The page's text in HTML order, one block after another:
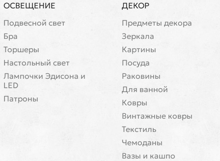
ОСВЕЩЕНИЕ
Подвесной свет
Бра
Торшеры
Настольный свет
Лампочки Эдисона и
LED
Патроны
ДЕКОР
Предметы декора
Зеркала
Картины
Посуда
Раковины
Для ванной
Ковры
Винтажные ковры
Текстиль
Чемоданы
Вазы и кашпо